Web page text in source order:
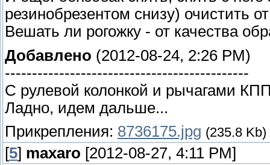
резинобрезентом снизу) очистить
Вешать ли рогожку - от качества
Добавлено (2012-08-24, 2:26 PM)
---------------------------------------------
С рулевой колонкой и рычагами
Ладно, идем дальше...
Прикрепления: 8736175.jpg (235.8 Kb)
[5] maxaro [2012-08-27, 4:11 PM]